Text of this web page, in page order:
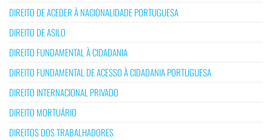
DIREITO DE ACEDER À NACIONALIDADE PORTUGUESA
DIREITO DE ASILO
DIREITO FUNDAMENTAL À CIDADANIA
DIREITO FUNDAMENTAL DE ACESSO À CIDADANIA PORTUGUESA
DIREITO INTERNACIONAL PRIVADO
DIREITO MORTUÁRIO
DIREITOS DOS TRABALHADORES